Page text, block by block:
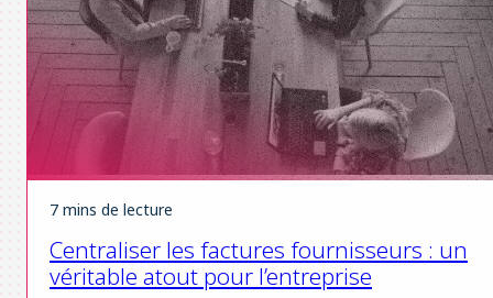
7 mins de lecture
Centraliser les factures fournisseurs : un
véritable atout pour l’entreprise